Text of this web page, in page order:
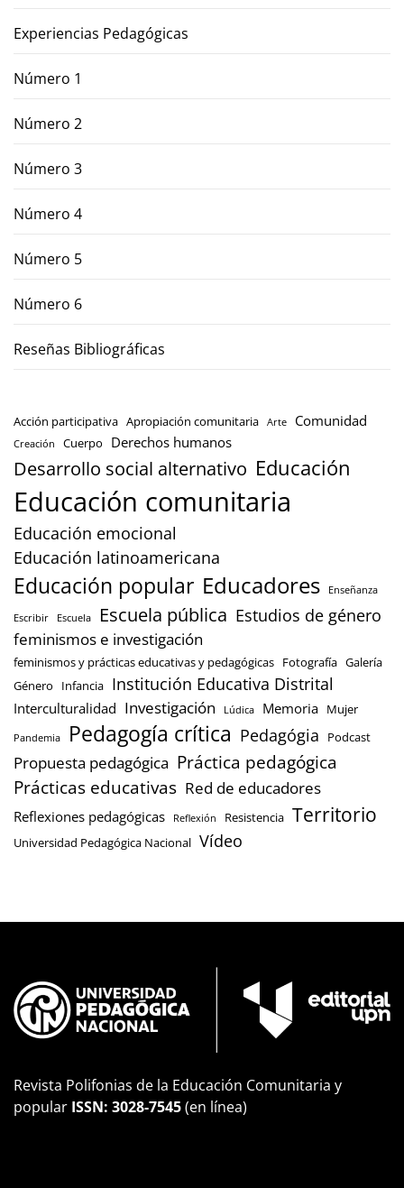
Experiencias Pedagógicas
Número 1
Número 2
Número 3
Número 4
Número 5
Número 6
Reseñas Bibliográficas
Acción participativa Apropiación comunitaria Arte Comunidad
Creación Cuerpo Derechos humanos
Desarrollo social alternativo Educación
Educación comunitaria
Educación emocional
Educación latinoamericana
Educación popular Educadores Enseñanza
Escribir Escuela Escuela pública Estudios de género
feminismos e investigación
feminismos y prácticas educativas y pedagógicas Fotografía Galería
Género
Infancia Institución Educativa Distrital
Interculturalidad Investigación Lúdica Memoria Mujer
Pandemia Pedagogía crítica Pedagógia Podcast
Propuesta pedagógica Práctica pedagógica
Prácticas educativas Red de educadores
Reflexiones pedagógicas Reflexión Resistencia Territorio
Universidad Pedagógica Nacional Vídeo
Revista Polifonias de la Educación Comunitaria y
popular ISSN: 3028-7545(en línea)